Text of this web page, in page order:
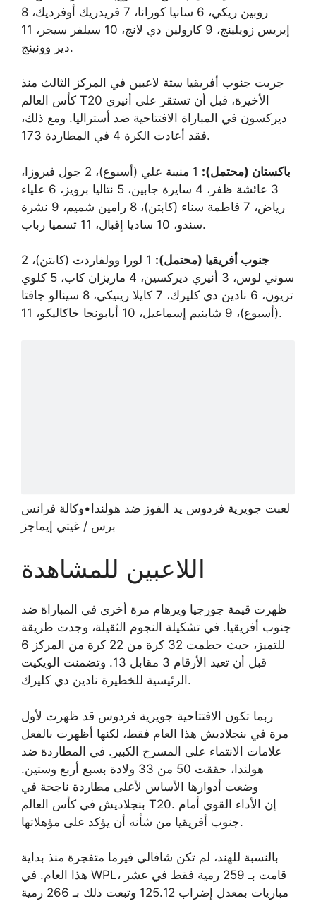
روبين ريكي، 6 سانيا كورانا، 7 فريدريك أوفرديك، 8
إيريس زويلينج، 9 كارولين دي لانج، 10 سيلفر سيجر، 11
دير وونينج.
جربت جنوب أفريقيا ستة لاعبين في المركز الثالث منذ
كأس العالم T20 الأخيرة، قبل أن تستقر على أنيري
ديركسون في المباراة الافتتاحية ضد أستراليا. ومع ذلك،
فقد أعادت الكرة 4 في المطاردة 173.
باكستان (محتمل):
1 منيبة علي (أسبوع)، 2 جول فيروزا،
3 عائشة ظفر، 4 سايرة جابين، 5 نتاليا برويز، 6 علياء
رياض، 7 فاطمة سناء (كابتن)، 8 رامين شميم، 9 نشرة
سندو، 10 ساديا إقبال، 11 تسميا رباب.
جنوب أفريقيا (محتمل):
1 لورا وولفاردت (كابتن)، 2
سوني لوس، 3 أنيري ديركسين، 4 ماريزان كاب، 5 كلوي
تريون، 6 نادين دي كليرك، 7 كايلا رينيكي، 8 سينالو جافتا
(أسبوع)، 9 شابنيم إسماعيل، 10 أيابونجا خاكاليكو، 11.
لعبت جويرية فردوس يد الفوز ضد هولندا •وكالة فرانس
برس / غيتي إيماجز
اللاعبين للمشاهدة
ظهرت قيمة جورجيا ويرهام مرة أخرى في المباراة ضد
جنوب أفريقيا. في تشكيلة النجوم الثقيلة، وجدت طريقة
للتميز، حيث حطمت 32 كرة من 22 كرة من المركز 6
قبل أن تعيد الأرقام 3 مقابل 13. وتضمنت الويكيت
الرئيسية للخطيرة نادين دي كليرك.
ربما تكون الافتتاحية جويرية فردوس قد ظهرت لأول
مرة في بنجلاديش هذا العام فقط، لكنها أظهرت بالفعل
علامات الانتماء على المسرح الكبير. في المطاردة ضد
هولندا، حققت 50 من 33 ولادة بسبع أربع وستين.
وضعت أدوارها الأساس لأعلى مطاردة ناجحة في
بنجلاديش في كأس العالم T20. إن الأداء القوي أمام
جنوب أفريقيا من شأنه أن يؤكد على مؤهلاتها.
بالنسبة للهند، لم تكن شافالي فيرما متفجرة منذ بداية
هذا العام. في WPL، قامت بـ 259 رمية فقط في عشر
مباريات بمعدل إضراب 125.12 وتبعت ذلك بـ 266 رمية